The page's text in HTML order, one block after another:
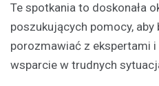
Te spotkania to doskonała
poszukujących pomocy, aby
porozmawiać z ekspertami
wsparcie w trudnych